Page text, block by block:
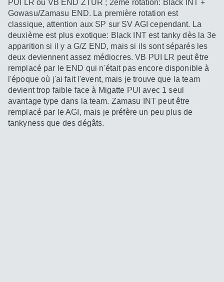
PUI LR ou VB END ZTUR ; 2ème rotation: Black INT +
Gowasu/Zamasu END. La première rotation est
classique, attention aux SP sur SV AGI cependant. La
deuxième est plus exotique: Black INT est tanky dès la 3e
apparition si il y a G/Z END, mais si ils sont séparés les
deux deviennent assez médiocres. VB PUI LR peut être
remplacé par le END qui n'était pas encore disponible à
l'époque où j'ai fait l'event, mais je trouve que la team
devient trop faible face à Migatte PUI avec 1 seul
avantage type dans la team. Zamasu INT peut être
remplacé par le AGI, mais je préfère un peu plus de
tankyness que des dégâts.